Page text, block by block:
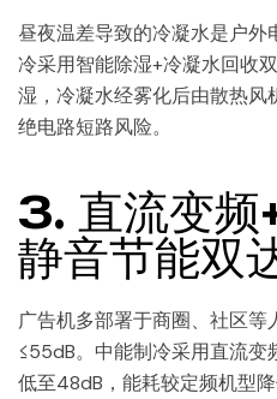
昼夜温差导致的冷凝水是户
冷采用智能除湿+冷凝水回收
湿，冷凝水经雾化后由散热风
绝电路短路风险。
3. 直流变频
静音节能双
广告机多部署于商圈、社区等
≤55dB。中能制冷采用直流变
低至48dB，能耗较定频机型